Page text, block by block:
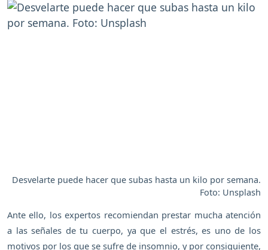
Desvelarte puede hacer que subas hasta un kilo por semana.
Foto: Unsplash
Ante ello, los expertos recomiendan prestar mucha atención
a las señales de tu cuerpo, ya que el estrés, es uno de los
motivos por los que se sufre de insomnio, y por consiguiente,